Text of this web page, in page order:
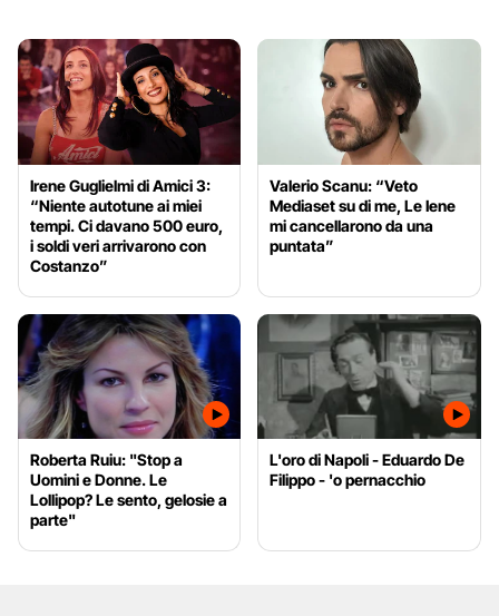
Irene Guglielmi di Amici 3:
“Niente autotune ai miei
tempi. Ci davano 500 euro,
i soldi veri arrivarono con
Costanzo”
Valerio Scanu: “Veto
Mediaset su di me, Le Iene
mi cancellarono da una
puntata”
Roberta Ruiu: "Stop a
Uomini e Donne. Le
Lollipop? Le sento, gelosie a
parte"
L'oro di Napoli - Eduardo De
Filippo - 'o pernacchio